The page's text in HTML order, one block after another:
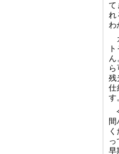
て
れ
わ
残
仕
す
間
っ
早